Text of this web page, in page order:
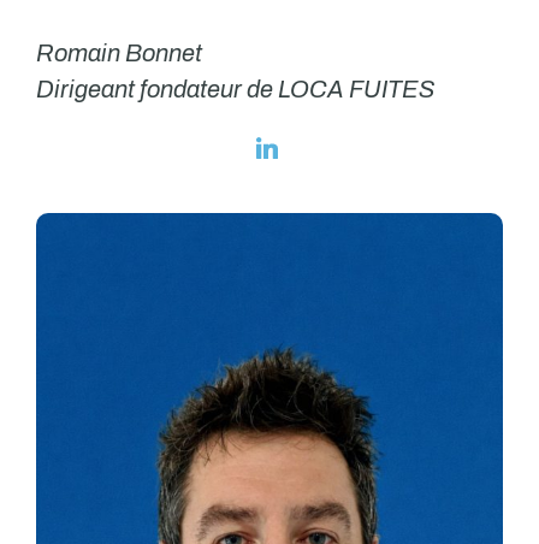
Romain Bonnet
Dirigeant fondateur de LOCA FUITES